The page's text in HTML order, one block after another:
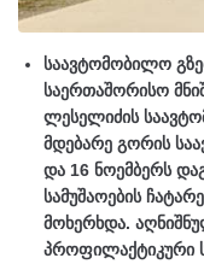
საავტომობილო
საერთაშორისო
ლესელიძის
მდებარე გორის
და 16 ნოემბერს
სამუშაოების
მოხერხდა.
პროფილაქტიკური